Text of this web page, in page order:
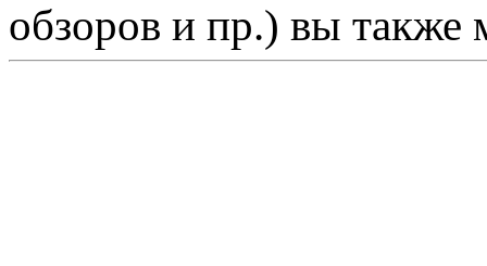
обзоров и пр.) вы также